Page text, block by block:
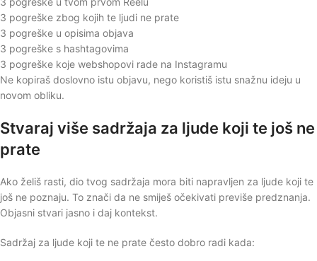
3 pogreške zbog kojih te ljudi ne prate
3 pogreške u opisima objava
3 pogreške s hashtagovima
3 pogreške koje webshopovi rade na Instagramu
Ne kopiraš doslovno istu objavu, nego koristiš istu snažnu ideju u
novom obliku.
Stvaraj više sadržaja za ljude koji te još ne
prate
Ako želiš rasti, dio tvog sadržaja mora biti napravljen za ljude koji te
još ne poznaju. To znači da ne smiješ očekivati previše predznanja.
Objasni stvari jasno i daj kontekst.
Sadržaj za ljude koji te ne prate često dobro radi kada: